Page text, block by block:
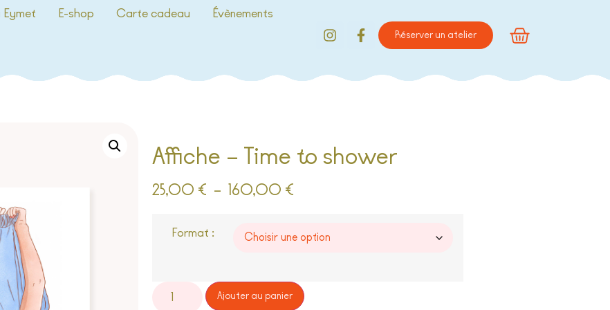
Eymet E-shop Carte cadeau Évènements
Réserver un atelier
Affiche – Time to shower
25,00 € – 160,00 €
Format :
Ajouter au panier
Alternative: